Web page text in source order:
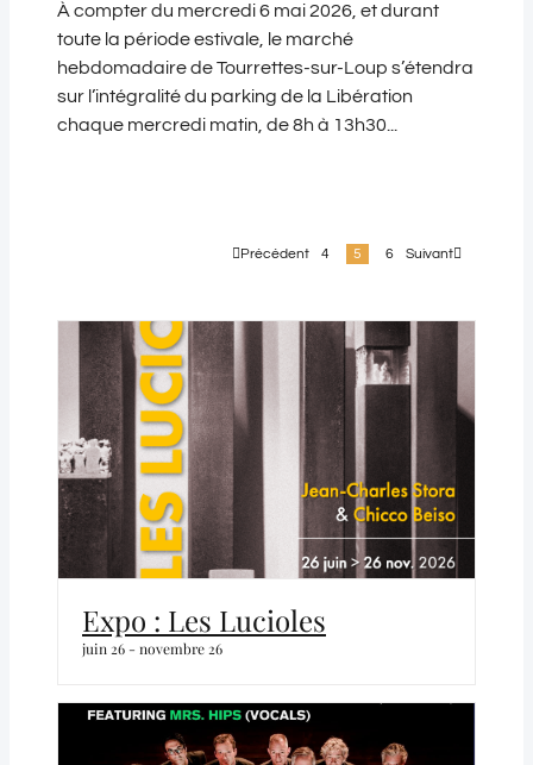
À compter du mercredi 6 mai 2026, et durant
toute la période estivale, le marché
hebdomadaire de Tourrettes-sur-Loup s’étendra
sur l’intégralité du parking de la Libération
chaque mercredi matin, de 8h à 13h30...
Précédent 4 5 6 Suivant
Expo : Les Lucioles
juin 26 - novembre 26